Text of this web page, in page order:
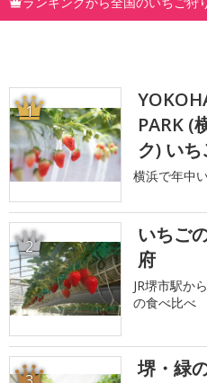
1
PARK (
ク) い
横浜で年中
2
いちご
府
JR堺市駅か
の食べ比べ
堺・緑